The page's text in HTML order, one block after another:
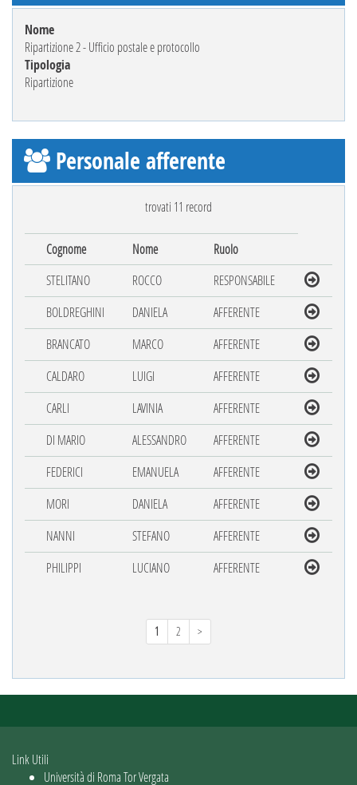
Nome
Ripartizione 2 - Ufficio postale e protocollo
Tipologia
Ripartizione
Personale afferente
trovati 11 record
Cognome Nome
Ruolo
STELITANO
ROCCO
RESPONSABILE
BOLDREGHINI
DANIELA
AFFERENTE
BRANCATO
MARCO
AFFERENTE
CALDARO
LUIGI
AFFERENTE
CARLI
LAVINIA
AFFERENTE
DI MARIO
ALESSANDRO
AFFERENTE
FEDERICI
EMANUELA
AFFERENTE
MORI
DANIELA
AFFERENTE
NANNI
STEFANO
AFFERENTE
PHILIPPI
LUCIANO AFFERENTE
1 2 >
Link Utili
Università di Roma Tor Vergata